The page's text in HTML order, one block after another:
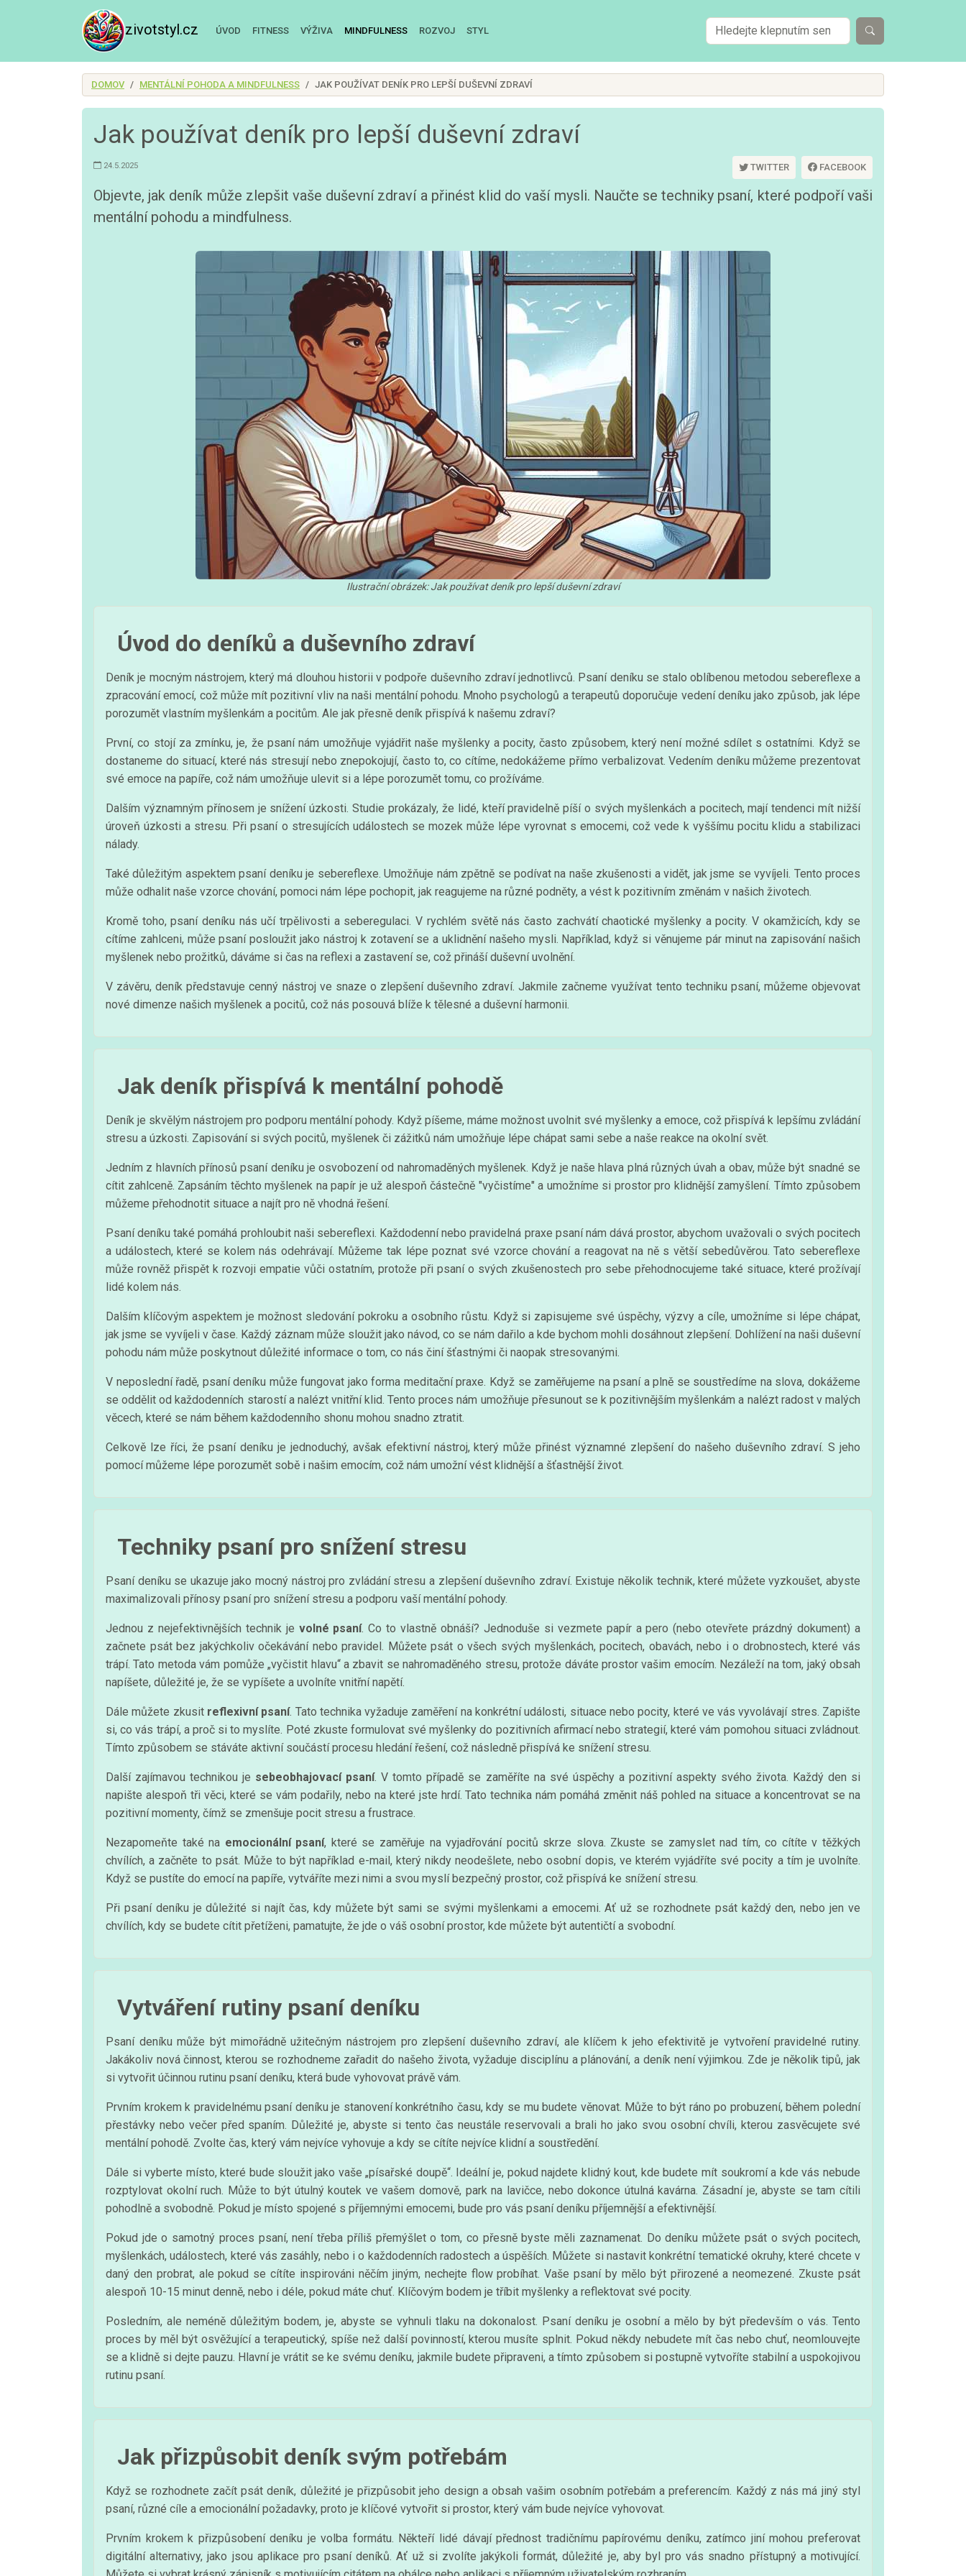
zivotstyl.cz ÚVOD FITNESS VÝŽIVA MINDFULNESS ROZVOJ STYL
DOMOV MENTÁLNÍ POHODA A MINDFULNESS JAK POUŽÍVAT DENÍK PRO LEPŠÍ DUŠEVNÍ ZDRAVÍ
Jak používat deník pro lepší duševní zdraví
24.5.2025 TWITTER FACEBOOK
Objevte, jak deník může zlepšit vaše duševní zdraví a přinést klid do vaší mysli. Naučte se techniky psaní, které podpoří vaši
mentální pohodu a mindfulness.
Ilustrační obrázek: Jak používat deník pro lepší duševní zdraví
Úvod do deníků a duševního zdraví
Deník je mocným nástrojem, který má dlouhou historii v podpoře duševního zdraví jednotlivců. Psaní deníku se stalo oblíbenou metodou sebereflexe a
zpracování emocí, což může mít pozitivní vliv na naši mentální pohodu. Mnoho psychologů a terapeutů doporučuje vedení deníku jako způsob, jak lépe
porozumět vlastním myšlenkám a pocitům. Ale jak přesně deník přispívá k našemu zdraví?
První, co stojí za zmínku, je, že psaní nám umožňuje vyjádřit naše myšlenky a pocity, často způsobem, který není možné sdílet s ostatními. Když se
dostaneme do situací, které nás stresují nebo znepokojují, často to, co cítíme, nedokážeme přímo verbalizovat. Vedením deníku můžeme prezentovat
své emoce na papíře, což nám umožňuje ulevit si a lépe porozumět tomu, co prožíváme.
Dalším významným přínosem je snížení úzkosti. Studie prokázaly, že lidé, kteří pravidelně píší o svých myšlenkách a pocitech, mají tendenci mít nižší
úroveň úzkosti a stresu. Při psaní o stresujících událostech se mozek může lépe vyrovnat s emocemi, což vede k vyššímu pocitu klidu a stabilizaci
nálady.
Také důležitým aspektem psaní deníku je sebereflexe. Umožňuje nám zpětně se podívat na naše zkušenosti a vidět, jak jsme se vyvíjeli. Tento proces
může odhalit naše vzorce chování, pomoci nám lépe pochopit, jak reagujeme na různé podněty, a vést k pozitivním změnám v našich životech.
Kromě toho, psaní deníku nás učí trpělivosti a seberegulaci. V rychlém světě nás často zachvátí chaotické myšlenky a pocity. V okamžicích, kdy se
cítíme zahlceni, může psaní posloužit jako nástroj k zotavení se a uklidnění našeho mysli. Například, když si věnujeme pár minut na zapisování našich
myšlenek nebo prožitků, dáváme si čas na reflexi a zastavení se, což přináší duševní uvolnění.
V závěru, deník představuje cenný nástroj ve snaze o zlepšení duševního zdraví. Jakmile začneme využívat tento techniku psaní, můžeme objevovat
nové dimenze našich myšlenek a pocitů, což nás posouvá blíže k tělesné a duševní harmonii.
Jak deník přispívá k mentální pohodě
Deník je skvělým nástrojem pro podporu mentální pohody. Když píšeme, máme možnost uvolnit své myšlenky a emoce, což přispívá k lepšímu zvládání
stresu a úzkosti. Zapisování si svých pocitů, myšlenek či zážitků nám umožňuje lépe chápat sami sebe a naše reakce na okolní svět.
Jedním z hlavních přínosů psaní deníku je osvobození od nahromaděných myšlenek. Když je naše hlava plná různých úvah a obav, může být snadné se
cítit zahlceně. Zapsáním těchto myšlenek na papír je už alespoň částečně "vyčistíme" a umožníme si prostor pro klidnější zamyšlení. Tímto způsobem
můžeme přehodnotit situace a najít pro ně vhodná řešení.
Psaní deníku také pomáhá prohloubit naši sebereflexi. Každodenní nebo pravidelná praxe psaní nám dává prostor, abychom uvažovali o svých pocitech
a událostech, které se kolem nás odehrávají. Můžeme tak lépe poznat své vzorce chování a reagovat na ně s větší sebedůvěrou. Tato sebereflexe
může rovněž přispět k rozvoji empatie vůči ostatním, protože při psaní o svých zkušenostech pro sebe přehodnocujeme také situace, které prožívají
lidé kolem nás.
Dalším klíčovým aspektem je možnost sledování pokroku a osobního růstu. Když si zapisujeme své úspěchy, výzvy a cíle, umožníme si lépe chápat,
jak jsme se vyvíjeli v čase. Každý záznam může sloužit jako návod, co se nám dařilo a kde bychom mohli dosáhnout zlepšení. Dohlížení na naši duševní
pohodu nám může poskytnout důležité informace o tom, co nás činí šťastnými či naopak stresovanými.
V neposlední řadě, psaní deníku může fungovat jako forma meditační praxe. Když se zaměřujeme na psaní a plně se soustředíme na slova, dokážeme
se oddělit od každodenních starostí a nalézt vnitřní klid. Tento proces nám umožňuje přesunout se k pozitivnějším myšlenkám a nalézt radost v malých
věcech, které se nám během každodenního shonu mohou snadno ztratit.
Celkově lze říci, že psaní deníku je jednoduchý, avšak efektivní nástroj, který může přinést významné zlepšení do našeho duševního zdraví. S jeho
pomocí můžeme lépe porozumět sobě i našim emocím, což nám umožní vést klidnější a šťastnější život.
Techniky psaní pro snížení stresu
Psaní deníku se ukazuje jako mocný nástroj pro zvládání stresu a zlepšení duševního zdraví. Existuje několik technik, které můžete vyzkoušet, abyste
maximalizovali přínosy psaní pro snížení stresu a podporu vaší mentální pohody.
Jednou z nejefektivnějších technik je volné psaní. Co to vlastně obnáší? Jednoduše si vezmete papír a pero (nebo otevřete prázdný dokument) a
začnete psát bez jakýchkoliv očekávání nebo pravidel. Můžete psát o všech svých myšlenkách, pocitech, obavách, nebo i o drobnostech, které vás
trápí. Tato metoda vám pomůže „vyčistit hlavu“ a zbavit se nahromaděného stresu, protože dáváte prostor vašim emocím. Nezáleží na tom, jaký obsah
napíšete, důležité je, že se vypíšete a uvolníte vnitřní napětí.
Dále můžete zkusit reflexivní psaní. Tato technika vyžaduje zaměření na konkrétní události, situace nebo pocity, které ve vás vyvolávají stres. Zapište
si, co vás trápí, a proč si to myslíte. Poté zkuste formulovat své myšlenky do pozitivních afirmací nebo strategií, které vám pomohou situaci zvládnout.
Tímto způsobem se stáváte aktivní součástí procesu hledání řešení, což následně přispívá ke snížení stresu.
Další zajímavou technikou je sebeobhajovací psaní. V tomto případě se zaměříte na své úspěchy a pozitivní aspekty svého života. Každý den si
napište alespoň tři věci, které se vám podařily, nebo na které jste hrdí. Tato technika nám pomáhá změnit náš pohled na situace a koncentrovat se na
pozitivní momenty, čímž se zmenšuje pocit stresu a frustrace.
Nezapomeňte také na emocionální psaní, které se zaměřuje na vyjadřování pocitů skrze slova. Zkuste se zamyslet nad tím, co cítíte v těžkých
chvílích, a začněte to psát. Může to být například e-mail, který nikdy neodešlete, nebo osobní dopis, ve kterém vyjádříte své pocity a tím je uvolníte.
Když se pustíte do emocí na papíře, vytváříte mezi nimi a svou myslí bezpečný prostor, což přispívá ke snížení stresu.
Při psaní deníku je důležité si najít čas, kdy můžete být sami se svými myšlenkami a emocemi. Ať už se rozhodnete psát každý den, nebo jen ve
chvílích, kdy se budete cítit přetíženi, pamatujte, že jde o váš osobní prostor, kde můžete být autentičtí a svobodní.
Vytváření rutiny psaní deníku
Psaní deníku může být mimořádně užitečným nástrojem pro zlepšení duševního zdraví, ale klíčem k jeho efektivitě je vytvoření pravidelné rutiny.
Jakákoliv nová činnost, kterou se rozhodneme zařadit do našeho života, vyžaduje disciplínu a plánování, a deník není výjimkou. Zde je několik tipů, jak
si vytvořit účinnou rutinu psaní deníku, která bude vyhovovat právě vám.
Prvním krokem k pravidelnému psaní deníku je stanovení konkrétního času, kdy se mu budete věnovat. Může to být ráno po probuzení, během polední
přestávky nebo večer před spaním. Důležité je, abyste si tento čas neustále reservovali a brali ho jako svou osobní chvíli, kterou zasvěcujete své
mentální pohodě. Zvolte čas, který vám nejvíce vyhovuje a kdy se cítíte nejvíce klidní a soustředění.
Dále si vyberte místo, které bude sloužit jako vaše „písařské doupě“. Ideální je, pokud najdete klidný kout, kde budete mít soukromí a kde vás nebude
rozptylovat okolní ruch. Může to být útulný koutek ve vašem domově, park na lavičce, nebo dokonce útulná kavárna. Zásadní je, abyste se tam cítili
pohodlně a svobodně. Pokud je místo spojené s příjemnými emocemi, bude pro vás psaní deníku příjemnější a efektivnější.
Pokud jde o samotný proces psaní, není třeba příliš přemýšlet o tom, co přesně byste měli zaznamenat. Do deníku můžete psát o svých pocitech,
myšlenkách, událostech, které vás zasáhly, nebo i o každodenních radostech a úspěších. Můžete si nastavit konkrétní tematické okruhy, které chcete v
daný den probrat, ale pokud se cítíte inspirováni něčím jiným, nechejte flow probíhat. Vaše psaní by mělo být přirozené a neomezené. Zkuste psát
alespoň 10-15 minut denně, nebo i déle, pokud máte chuť. Klíčovým bodem je tříbit myšlenky a reflektovat své pocity.
Posledním, ale neméně důležitým bodem, je, abyste se vyhnuli tlaku na dokonalost. Psaní deníku je osobní a mělo by být především o vás. Tento
proces by měl být osvěžující a terapeutický, spíše než další povinností, kterou musíte splnit. Pokud někdy nebudete mít čas nebo chuť, neomlouvejte
se a klidně si dejte pauzu. Hlavní je vrátit se ke svému deníku, jakmile budete připraveni, a tímto způsobem si postupně vytvoříte stabilní a uspokojivou
rutinu psaní.
Jak přizpůsobit deník svým potřebám
Když se rozhodnete začít psát deník, důležité je přizpůsobit jeho design a obsah vašim osobním potřebám a preferencím. Každý z nás má jiný styl
psaní, různé cíle a emocionální požadavky, proto je klíčové vytvořit si prostor, který vám bude nejvíce vyhovovat.
Prvním krokem k přizpůsobení deníku je volba formátu. Někteří lidé dávají přednost tradičnímu papírovému deníku, zatímco jiní mohou preferovat
digitální alternativy, jako jsou aplikace pro psaní deníků. Ať už si zvolíte jakýkoli formát, důležité je, aby byl pro vás snadno přístupný a motivující.